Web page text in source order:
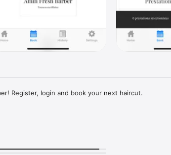
Register, login and book your next haircut.